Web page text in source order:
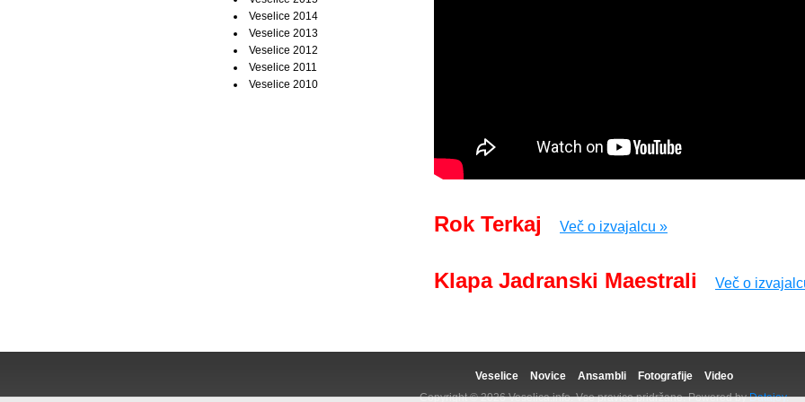
Veselice 2014
Veselice 2013
Veselice 2012
Veselice 2011
Veselice 2010
Rok Terkaj Več o izvajalcu »
Klapa Jadranski Maestrali Več o
Veselice Novice Ansambli Fotografije
Video
Copyright © 2026 Veselica.info. Vse pravice pridržane. Powered byDatajoy.